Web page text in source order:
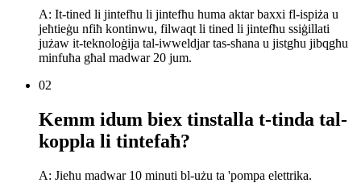
A: It-tined li jintefħu li jintefħu huma aktar baxxi fl-ispiża u
jeħtieġu nfiħ kontinwu, filwaqt li tined li jintefħu ssiġillati
jużaw it-teknoloġija tal-iwweldjar tas-sħana u jistgħu jibqgħu
minfuħa għal madwar 20 jum.
02
Kemm idum biex tinstalla t-tinda tal-
koppla li tintefaħ?
A: Jieħu madwar 10 minuti bl-użu ta 'pompa elettrika.